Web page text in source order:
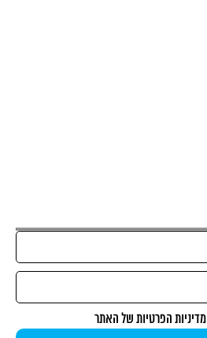
מדיניות הפרטיות של האתר